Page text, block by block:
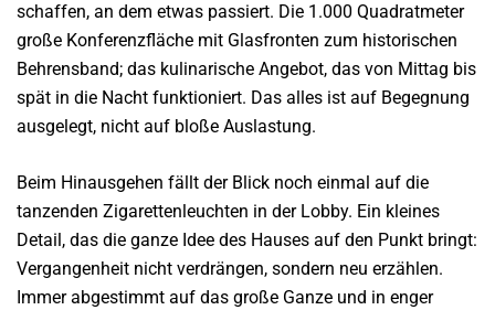
schaffen, an dem etwas passiert. Die 1.000 Quadratmeter
große Konferenzfläche mit Glasfronten zum historischen
Behrensband; das kulinarische Angebot, das von Mittag bis
spät in die Nacht funktioniert. Das alles ist auf Begegnung
ausgelegt, nicht auf bloße Auslastung.
Beim Hinausgehen fällt der Blick noch einmal auf die
tanzenden Zigarettenleuchten in der Lobby. Ein kleines
Detail, das die ganze Idee des Hauses auf den Punkt bringt:
Vergangenheit nicht verdrängen, sondern neu erzählen.
Immer abgestimmt auf das große Ganze und in enger